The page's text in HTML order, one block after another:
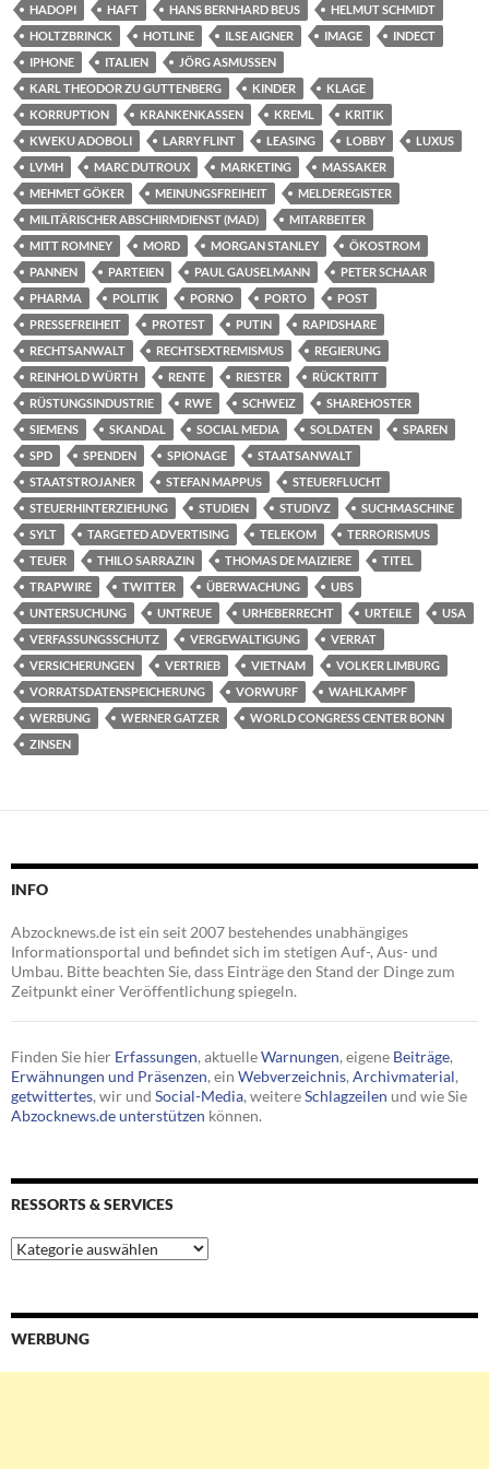
HADOPI HAFT HANS BERNHARD BEUS
HELMUT SCHMIDT
HOLTZBRINCK
HOTLINE ILSE AIGNER IMAGE
INDECT
IPHONE
ITALIEN
JÖRG ASMUSSEN
KARL THEODOR ZU GUTTENBERG
KINDER
KLAGE
KORRUPTION
KRANKENKASSEN KREML
KRITIK
KWEKU ADOBOLI
LARRY FLINT LEASING LOBBY
LUXUS
LVMH
MARC DUTROUX MARKETING
MASSAKER
MEHMET GÖKER
MEINUNGSFREIHEIT
MELDEREGISTER
MILITÄRISCHER ABSCHIRMDIENST (MAD)
MITARBEITER
MITT ROMNEY
MORD MORGAN STANLEY
ÖKOSTROM
PANNEN
PARTEIEN PAUL GAUSELMANN
PETER SCHAAR
PHARMA
POLITIK PORNO PORTO
POST
PRESSEFREIHEIT
PROTEST PUTIN
RAPIDSHARE
RECHTSANWALT
RECHTSEXTREMISMUS
REGIERUNG
REINHOLD WÜRTH
RENTE RIESTER
RÜCKTRITT
RÜSTUNGSINDUSTRIE
RWE SCHWEIZ
SHAREHOSTER
SIEMENS
SKANDAL SOCIAL MEDIA SOLDATEN
SPAREN
SPD
SPENDEN SPIONAGE
STAATSANWALT
STAATSTROJANER
STEFAN MAPPUS
STEUERFLUCHT
STEUERHINTERZIEHUNG
STUDIEN STUDIVZ
SUCHMASCHINE
SYLT
TARGETED ADVERTISING TELEKOM
TERRORISMUS
TEUER
THILO SARRAZIN THOMAS DE MAIZIERE
TITEL
TRAPWIRE
TWITTER ÜBERWACHUNG
UBS
UNTERSUCHUNG
UNTREUE URHEBERRECHT URTEILE
USA
VERFASSUNGSSCHUTZ
VERGEWALTIGUNG
VERRAT
VERSICHERUNGEN
VERTRIEB VIETNAM
VOLKER LIMBURG
VORRATSDATENSPEICHERUNG
VORWURF
WAHLKAMPF
WERBUNG
WERNER GATZER
WORLD CONGRESS CENTER BONN
ZINSEN
INFO
Abzocknews.de ist ein seit 2007 bestehendes unabhängiges
Informationsportal und befindet sich im stetigen Auf-, Aus- und
Umbau. Bitte beachten Sie, dass Einträge den Stand der Dinge zum
Zeitpunkt einer Veröffentlichung spiegeln.
Finden Sie hier Erfassungen, aktuelleWarnungen, eigene Beiträge,
Erwähnungen und Präsenzen, ein Webverzeichnis, Archivmaterial,
getwittertes, wir und Social-Media, weitereSchlagzeilen und wie Sie
Abzocknews.de unterstützen können.
RESSORTS & SERVICES
Ressorts
&
WERBUNG